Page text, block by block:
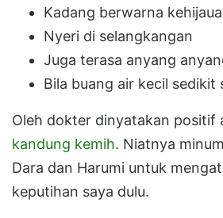
Kadang berwarna
Nyeri di selangkangan
Juga terasa anyang
Bila buang air kecil sedikit
Oleh dokter dinyatakan positif
kandung kemih. Niatnya
Dara dan Harumi untuk
keputihan saya dulu.